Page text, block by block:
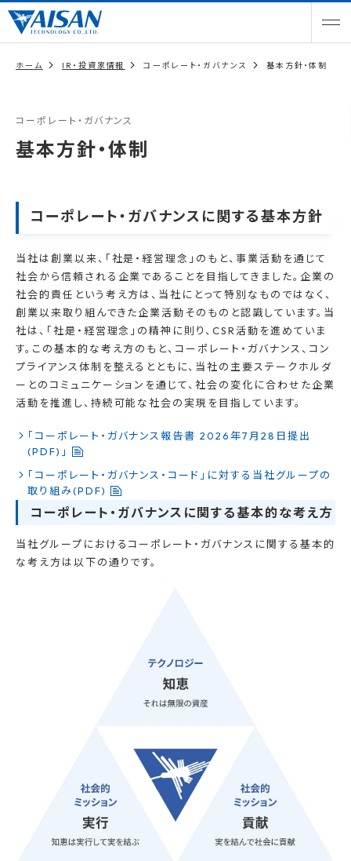
ホーム IR・投資家情報 コーポレート・ガバナンス 基本方針・体制
コーポレート・ガバナンス
基本方針・体制
コーポレート・ガバナンスに関する基本方針
当社は創業以来、「社是・経営理念」のもと、事業活動を通じて
社会から信頼される企業であることを目指してきました。企業の
社会的責任という考え方は、当社にとって特別なものではなく、
創業以来取り組んできた企業活動そのものと認識しています。当
社は、「社是・経営理念」の精神に則り、CSR活動を進めていま
す。この基本的な考え方のもと、コーポレート・ガバナンス、コン
プライアンス体制を整えるとともに、当社の主要ステークホルダ
ーとのコミュニケーションを通じて、社会の変化に合わせた企業
活動を推進し、持続可能な社会の実現を目指しています。
「コーポレート・ガバナンス報告書 2026年7月28日提出
(PDF)」
「コーポレート・ガバナンス・コード」に対する当社グループの
取り組み(PDF)
コーポレート・ガバナンスに関する基本的な考え方
当社グループにおけるコーポレート・ガバナンスに関する基本的
な考え方は以下の通りです。